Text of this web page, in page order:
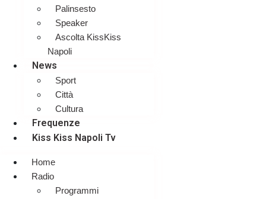
Palinsesto
Speaker
Ascolta KissKiss
Napoli
News
Sport
Città
Cultura
Frequenze
Kiss Kiss Napoli Tv
Home
Radio
Programmi